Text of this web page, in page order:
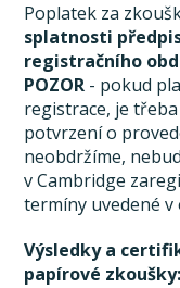
Poplatek za
splatnosti
registračního
POZOR - pokud
registrace, je
potvrzení o
neobdržíme,
v Cambridge
termíny uvedené v
Výsledky a
papírové zkoušky: